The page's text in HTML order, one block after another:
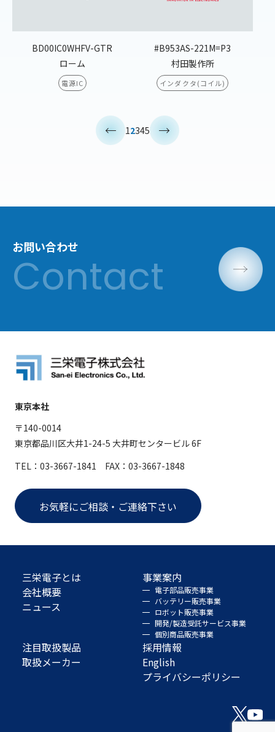
BD00IC0WHFV-GTR
ローム
電源IC
#B953AS-221M=P3
村田製作所
インダクタ(コイル)
12345
お問い合わせ
東京本社
〒140-0014
東京都品川区大井1-24-5 大井町センタービル 6F
TEL：03-3667-1841 FAX：03-3667-1848
お気軽にご相談・ご連絡下さい
三栄電子とは
会社概要
ニュース
事業案内
電子部品販売事業
バッテリー販売事業
ロボット販売事業
開発/製造受託サービス事業
個別商品販売事業
注目取扱製品
取扱メーカー
採用情報
English
プライバシーポリシー